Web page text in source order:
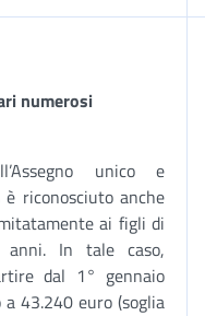
numerosi
unico e
riconosciuto anche
ai figli di
In tale caso,
dal 1° gennaio
43.240 euro (soglia